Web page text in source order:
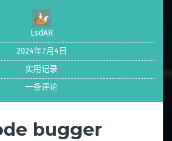
LsdAR
2024年7月4日
实用记录
一条评论
bugger